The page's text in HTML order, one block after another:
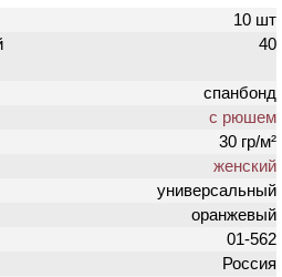
10 шт
40
спанбонд
с рюшем
30 гр/м²
женский
универсальный
оранжевый
01-562
Россия